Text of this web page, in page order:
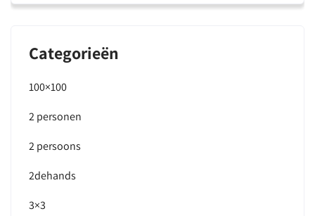
Categorieën
100×100
2 personen
2 persoons
2dehands
3×3